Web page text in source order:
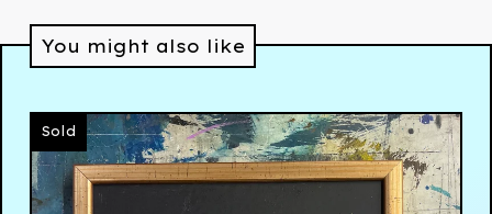
You might also like
Sold